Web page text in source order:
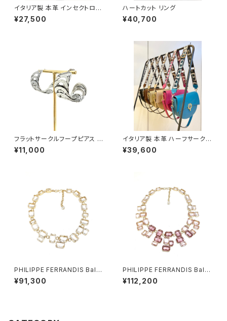
イタリア製 本革 インセクトロッ
クレザーバッグ #1
¥27,500
ハートカット リング
¥40,700
フラットサークルフープピアス si
lver
¥11,000
イタリア製 本革 ハーフサークル
レザーバッグ
¥39,600
PHILIPPE FERRANDIS Balé
ares ネックレス #2
¥91,300
PHILIPPE FERRANDIS Balé
ares ネックレス #1
¥112,200